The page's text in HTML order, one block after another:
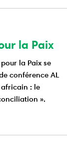
la Paix
la Paix se
conférence AL
africain : le
».